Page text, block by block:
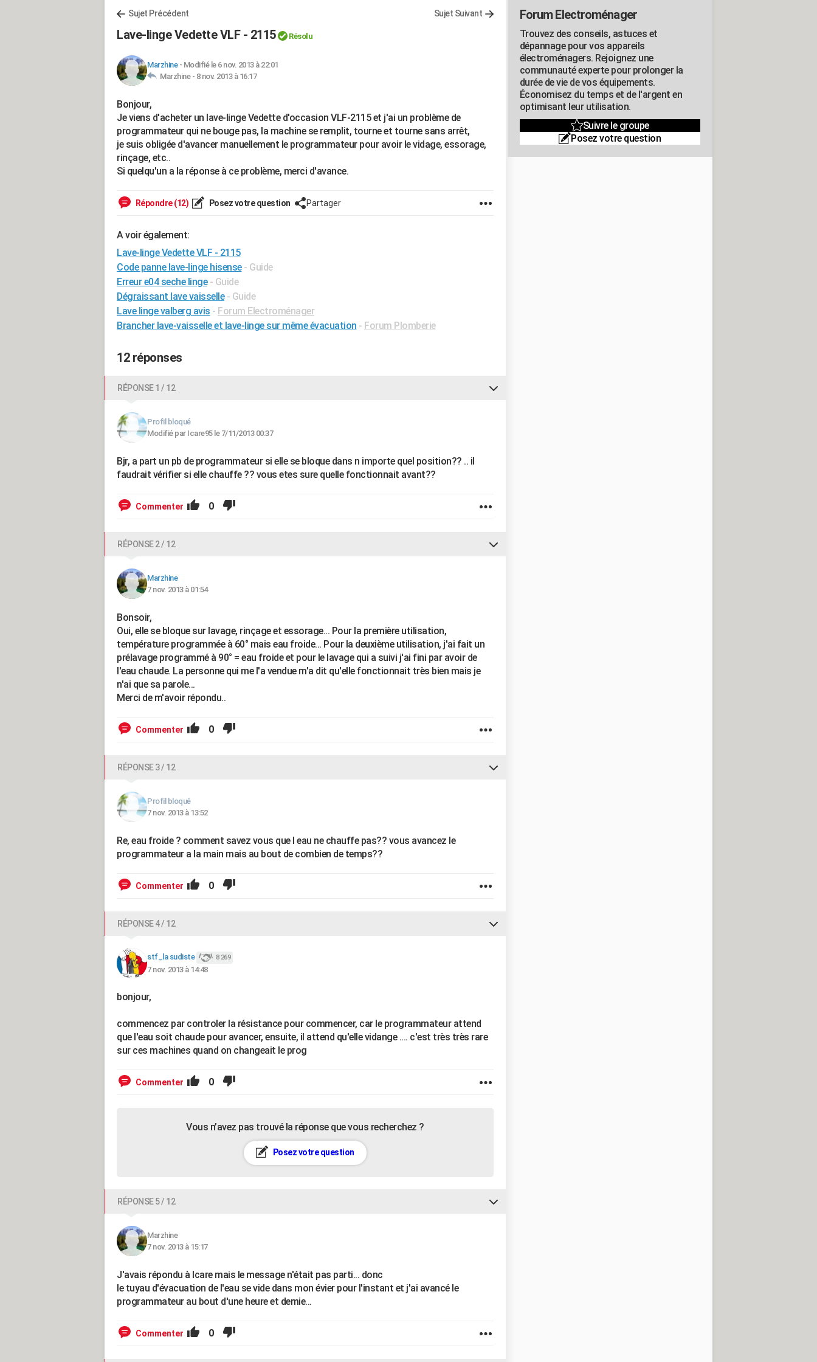
Sujet Précédent Sujet Suivant
Lave-linge Vedette VLF - 2115 Résolu
Marzhine- Modifié le 6 nov. 2013 à 22:01
Marzhine - 8 nov. 2013 à 16:17
Bonjour,
Je viens d'acheter un lave-linge Vedette d'occasion VLF-2115 et j'ai un problème de
programmateur qui ne bouge pas, la machine se remplit, tourne et tourne sans arrêt,
je suis obligée d'avancer manuellement le programmateur pour avoir le vidage, essorage,
rinçage, etc..
Si quelqu'un a la réponse à ce problème, merci d'avance.
Répondre (12) Posez votre question Partager
A voir également:
Lave-linge Vedette VLF - 2115
Code panne lave-linge hisense - Guide
Erreur e04 seche linge - Guide
Dégraissant lave vaisselle - Guide
Lave linge valberg avis - Forum Electroménager
Brancher lave-vaisselle et lave-linge sur même évacuation - Forum Plomberie
12 réponses
RÉPONSE 1 / 12
Profil bloqué
Modifié par Icare95 le 7/11/2013 00:37
Bjr, a part un pb de programmateur si elle se bloque dans n importe quel position?? .. il
faudrait vérifier si elle chauffe ?? vous etes sure quelle fonctionnait avant??
Commenter 0
RÉPONSE 2 / 12
Marzhine
7 nov. 2013 à 01:54
Bonsoir,
Oui, elle se bloque sur lavage, rinçage et essorage... Pour la première utilisation,
température programmée à 60° mais eau froide... Pour la deuxième utilisation, j'ai fait un
prélavage programmé à 90° = eau froide et pour le lavage qui a suivi j'ai fini par avoir de
l'eau chaude. La personne qui me l'a vendue m'a dit qu'elle fonctionnait très bien mais je
n'ai que sa parole...
Merci de m'avoir répondu..
Commenter 0
RÉPONSE 3 / 12
Profil bloqué
7 nov. 2013 à 13:52
Re, eau froide ? comment savez vous que l eau ne chauffe pas?? vous avancez le
programmateur a la main mais au bout de combien de temps??
Commenter 0
RÉPONSE 4 / 12
stf_la sudiste 8 269
7 nov. 2013 à 14:48
bonjour,
commencez par controler la résistance pour commencer, car le programmateur attend
que l'eau soit chaude pour avancer, ensuite, il attend qu'elle vidange .... c'est très très rare
sur ces machines quand on changeait le prog
Commenter 0
Vous n’avez pas trouvé la réponse que vous recherchez ?
Posez votre question
RÉPONSE 5 / 12
Marzhine
7 nov. 2013 à 15:17
J'avais répondu à Icare mais le message n'était pas parti... donc
le tuyau d'évacuation de l'eau se vide dans mon évier pour l'instant et j'ai avancé le
programmateur au bout d'une heure et demie...
Commenter 0
Forum Electroménager
Trouvez des conseils, astuces et
dépannage pour vos appareils
électroménagers. Rejoignez une
communauté experte pour prolonger la
durée de vie de vos équipements.
Économisez du temps et de l'argent en
optimisant leur utilisation.
Suivre le groupe
Posez votre question